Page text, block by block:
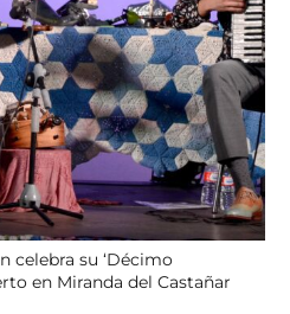
celebra su ‘Décimo
en Miranda del Castañar